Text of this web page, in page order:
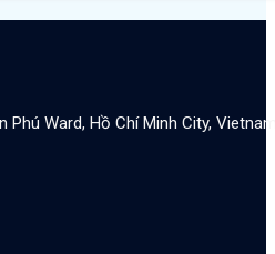
Phú Ward, Hồ Chí Minh City,